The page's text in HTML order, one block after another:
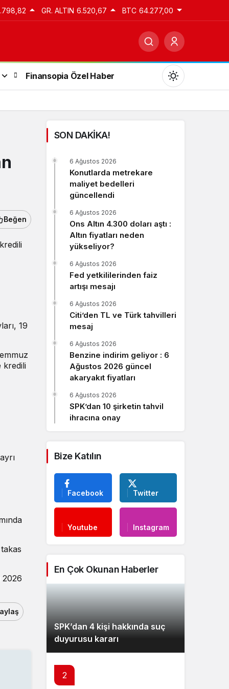
GR. ALTIN 6.520,67 BTC 64.277,00
Finansopia Özel Haber
Gündüz modunu seçin.
Gece Modu
Sistem Modu
Sistem modunu seçin.
Beğen
19
kredili
2026
SON DAKİKA!
Konutlarda metrekare
maliyet bedelleri
güncellendi
6 Ağustos 2026
Ons Altın 4.300 doları aştı :
Altın fiyatları neden
yükseliyor?
6 Ağustos 2026
Fed yetkililerinden faiz
artışı mesajı
6 Ağustos 2026
Citi’den TL ve Türk tahvilleri
mesaj
6 Ağustos 2026
Benzine indirim geliyor : 6
Ağustos 2026 güncel
akaryakıt fiyatları
6 Ağustos 2026
SPK’dan 10 şirketin tahvil
ihracına onay
6 Ağustos 2026
Bize Katılın
Facebook Twitter
Youtube Instagram
En Çok Okunan Haberler
SPK’dan 4 kişi hakkında suç
duyurusu kararı
2